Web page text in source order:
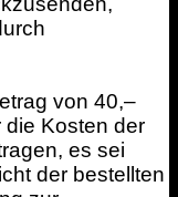
von 40,–
die Kosten der
es sei
der bestellten